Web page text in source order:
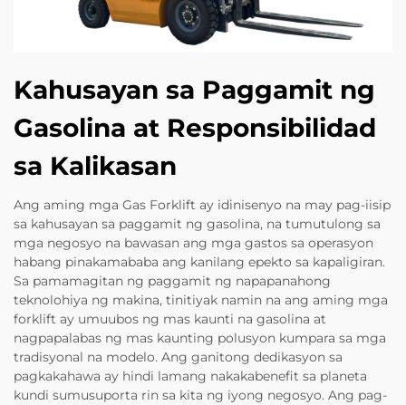
Kahusayan sa Paggamit ng
Gasolina at Responsibilidad
sa Kalikasan
Ang aming mga Gas Forklift ay idinisenyo na may pag-iisip
sa kahusayan sa paggamit ng gasolina, na tumutulong sa
mga negosyo na bawasan ang mga gastos sa operasyon
habang pinakamababa ang kanilang epekto sa kapaligiran.
Sa pamamagitan ng paggamit ng napapanahong
teknolohiya ng makina, tinitiyak namin na ang aming mga
forklift ay umuubos ng mas kaunti na gasolina at
nagpapalabas ng mas kaunting polusyon kumpara sa mga
tradisyonal na modelo. Ang ganitong dedikasyon sa
pagkakahawa ay hindi lamang nakakabenefit sa planeta
kundi sumusuporta rin sa kita ng iyong negosyo. Ang pag-